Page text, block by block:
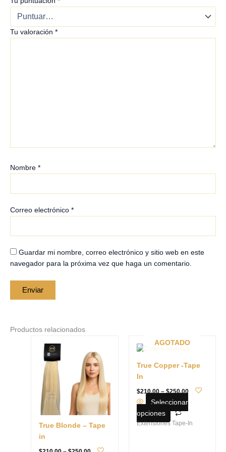
Tu valoración *
Nombre *
Correo electrónico *
Guardar mi nombre, correo electrónico y sitio web en este
navegador para la próxima vez que haga un comentario.
Productos relacionados
True Blonde – Tape
in
$210.00
through
$250.00
producto
tiene
múltiples
variantes.
Las
opciones
pueden
AGOTADO
True Copper -Tape
In
$210.00 – $250.00
Price
through
Seleccionar
opciones
Este
tiene
Extensiones Tape-In